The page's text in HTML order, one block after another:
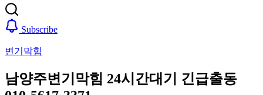
Subscribe
변기막힘
남양주변기막힘 24시간대기 긴급출동